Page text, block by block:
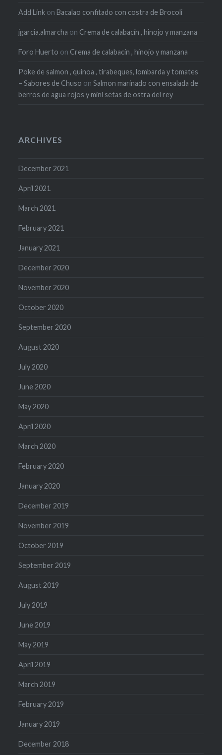
Add Link onBacalao confitado con costra de Brocoli
jgarcia.almarcha on Crema de calabacín , hinojo y manzana
Foro Huerto on Crema de calabacín , hinojo y manzana
Poke de salmon , quinoa , tirabeques, lombarda y tomates
– Sabores de Chuso onSalmon marinado con ensalada de
berros de agua rojos y mini setas de ostra del rey
ARCHIVES
December 2021
April 2021
March 2021
February 2021
January 2021
December 2020
November 2020
October 2020
September 2020
August 2020
July 2020
June 2020
May 2020
April 2020
March 2020
February 2020
January 2020
December 2019
November 2019
October 2019
September 2019
August 2019
July 2019
June 2019
May 2019
April 2019
March 2019
February 2019
January 2019
December 2018